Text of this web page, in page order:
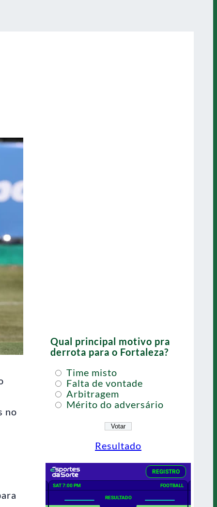
no
Qual principal motivo pra
derrota para o Fortaleza?
Time misto
Falta de vontade
Arbitragem
Mérito do adversário
Resultado